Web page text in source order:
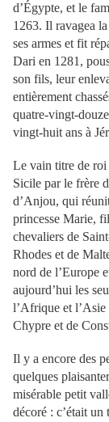
d’Égypte, et le
1263. Il ravagea
ses armes et fit
Dari en 1281,
son fils, leur
entièrement
quatre-vingt-
vingt-huit ans à
Le vain titre de roi
Sicile par le frère
d’Anjou, qui
princesse Marie,
chevaliers de
Rhodes et de
nord de l’Europe
aujourd’hui les
l’Afrique et l’Asie
Chypre et de
Il y a encore des
quelques
misérable petit
décoré : c’était un